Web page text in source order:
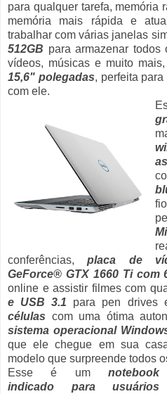
para qualquer tarefa, memória
memória mais rápida e
trabalhar com várias janelas
512GB para armazenar todos
vídeos, músicas e muito
15,6" polegadas, perfeita
com ele.
conferências,placa de
GeForce® GTX 1660 Ti com
online e assistir filmes com
e USB 3.1 para pen drives
células com uma ótima
sistema operacional
que ele chegue em sua
modelo que surpreende todos
Esse é um notebook
indicado para usuários